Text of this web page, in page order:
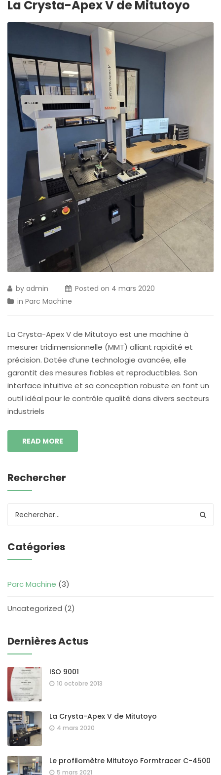
La Crysta-Apex V de Mitutoyo
by admin Posted on 4 mars 2020
in Parc Machine
La Crysta-Apex V de Mitutoyo est une machine à
mesurer tridimensionnelle (MMT) alliant rapidité et
précision. Dotée d’une technologie avancée, elle
garantit des mesures fiables et reproductibles. Son
interface intuitive et sa conception robuste en font un
outil idéal pour le contrôle qualité dans divers secteurs
industriels
READ MORE
Rechercher
Catégories
Parc Machine (3)
Uncategorized (2)
Dernières Actus
ISO 9001
10 octobre 2013
La Crysta-Apex V de Mitutoyo
4 mars 2020
Le profilomètre Mitutoyo Formtracer C-4500
5 mars 2021